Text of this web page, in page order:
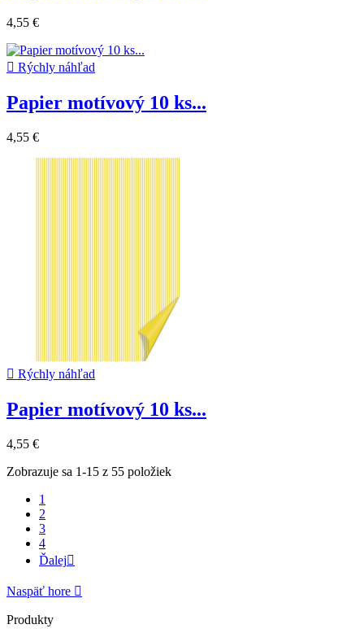
4,55 €
 Rýchly náhľad
Papier motívový 10 ks...
4,55 €
 Rýchly náhľad
Papier motívový 10 ks...
4,55 €
Zobrazuje sa 1-15 z 55 položiek
1
2
3
4
Ďalej
Naspäť hore 
Produkty